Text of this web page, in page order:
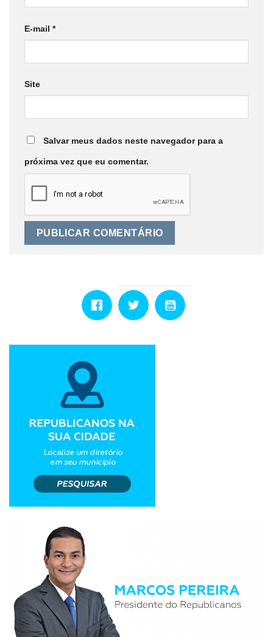
E-mail *
Site
Salvar meus dados neste navegador para a
próxima vez que eu comentar.